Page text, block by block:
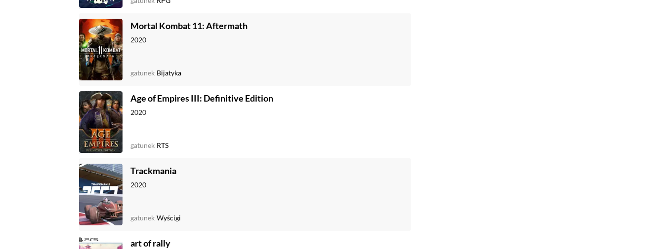
Mortal Kombat 11: Aftermath
2020
gatunek Bijatyka
Age of Empires III: Definitive Edition
2020
gatunek RTS
Trackmania
2020
gatunek Wyścigi
art of rally